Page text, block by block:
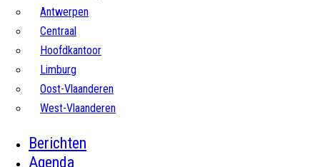
Antwerpen
Centraal
Hoofdkantoor
Limburg
Oost-Vlaanderen
West-Vlaanderen
Berichten
Agenda